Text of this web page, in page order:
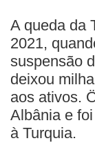
A queda da
2021,
suspensão
deixou
aos ativos.
Albânia e
à Turquia.